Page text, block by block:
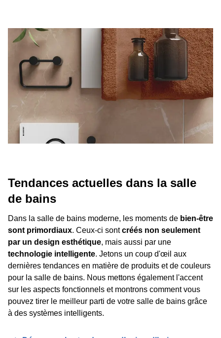
Tendances actuelles dans la salle
de bains
Dans la salle de bains moderne, les moments de bien-être
sont primordiaux. Ceux-ci sontcréés non seulement
par un design esthétique, mais aussi par une
technologie intelligente. Jetons un coup d'œil aux
dernières tendances en matière de produits et de couleurs
pour la salle de bains. Nous mettons également l'accent
sur les aspects fonctionnels et montrons comment vous
pouvez tirer le meilleur parti de votre salle de bains grâce
à des systèmes intelligents.